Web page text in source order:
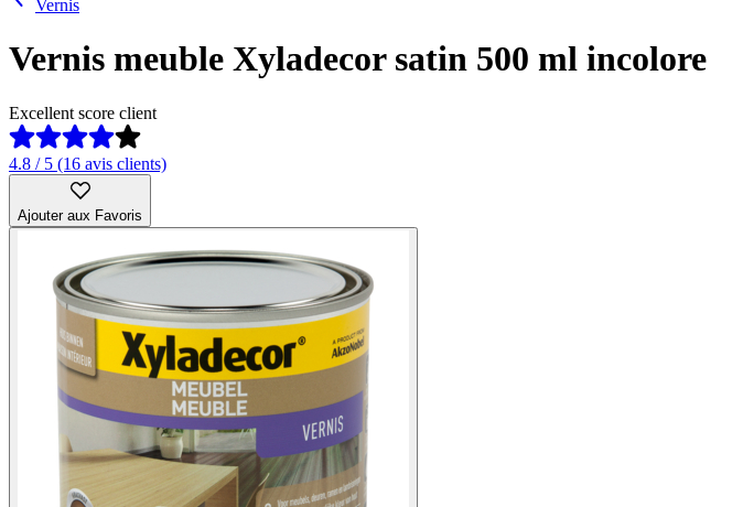
Vernis
Vernis meuble Xyladecor satin 500 ml incolore
Excellent score client
4.8 / 5 (16 avis clients)
Ajouter aux Favoris